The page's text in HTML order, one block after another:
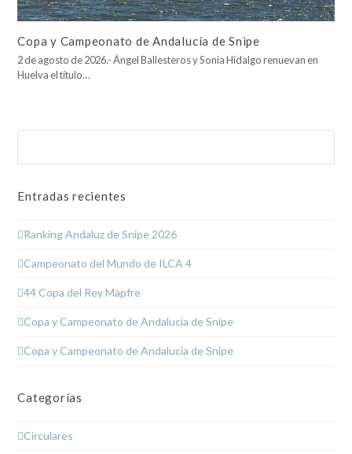
Copa y Campeonato de Andalucía de Snipe
2 de agosto de 2026.- Ángel Ballesteros y Sonia Hidalgo renuevan en
Huelva el título…
Entradas recientes
Ranking Andaluz de Snipe 2026
Campeonato del Mundo de ILCA 4
44 Copa del Rey Mapfre
Copa y Campeonato de Andalucía de Snipe
Copa y Campeonato de Andalucía de Snipe
Categorías
Circulares